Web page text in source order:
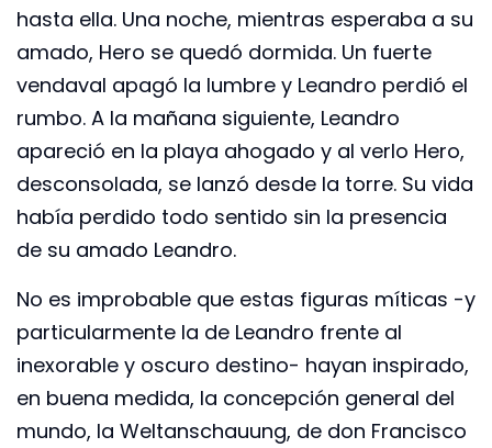
hasta ella. Una noche, mientras esperaba a su
amado, Hero se quedó dormida. Un fuerte
vendaval apagó la lumbre y Leandro perdió el
rumbo. A la mañana siguiente, Leandro
apareció en la playa ahogado y al verlo Hero,
desconsolada, se lanzó desde la torre. Su vida
había perdido todo sentido sin la presencia
de su amado Leandro.
No es improbable que estas figuras míticas -y
particularmente la de Leandro frente al
inexorable y oscuro destino- hayan inspirado,
en buena medida, la concepción general del
mundo, la Weltanschauung, de don Francisco